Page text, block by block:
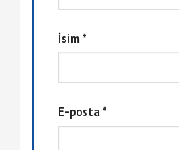
İsim *
E-posta *